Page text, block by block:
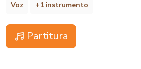
Voz +1 instrumento
Partitura